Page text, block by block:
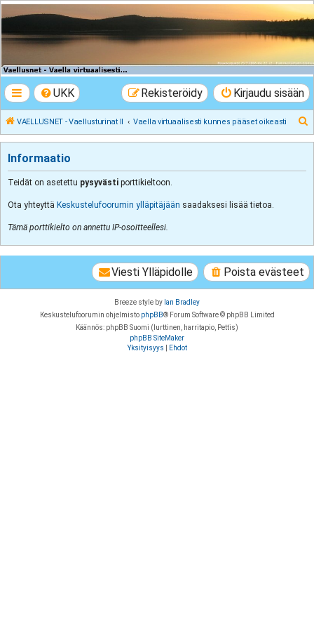
VAELLUSNET -
Vaellusturinat II
UKK Kirjaudu sisään
Rekisteröidy
VAELLUSNET - Vaellusturinat II Vaella virtuaalisesti kunnes pääset oikeasti
Informaatio
Teidät on asetettu pysyvästi porttikieltoon.
Ota yhteyttä Keskustelufoorumin ylläpitäjään saadaksesi lisää tietoa.
Tämä porttikielto on annettu IP-osoitteellesi.
Poista evästeet
Viesti Ylläpidolle
Breeze style by Ian Bradley
Keskustelufoorumin ohjelmisto phpBB® Forum Software © phpBB Limited
Käännös: phpBB Suomi (lurttinen, harritapio, Pettis)
phpBB SiteMaker
Yksityisyys
Ehdot